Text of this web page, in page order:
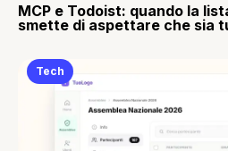
MCP e Todoist: quando la
smette di aspettare che sia
Tech